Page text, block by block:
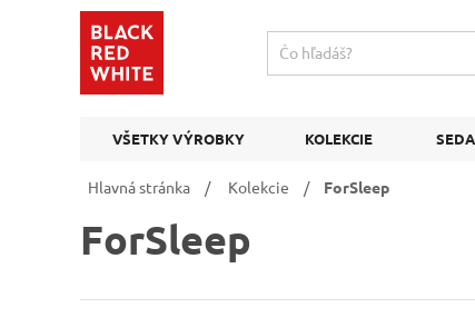
VŠETKY VÝROBKY KOLEKCIE
Hlavná stránka / Kolekcie / ForSleep
ForSleep